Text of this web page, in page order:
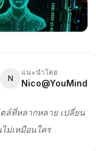
N
แนะนำโดย
Nico@YouMind
ล์ที่หลากหลาย เปลี่ยน
ม่เหมือนใคร